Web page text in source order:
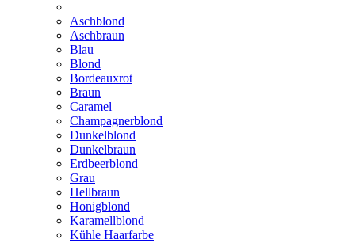
Aschblond
Aschbraun
Blau
Blond
Bordeauxrot
Braun
Caramel
Champagnerblond
Dunkelblond
Dunkelbraun
Erdbeerblond
Grau
Hellbraun
Honigblond
Karamellblond
Kühle Haarfarbe